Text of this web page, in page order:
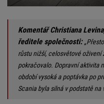
Komentář Christiana
ředitele společnosti:
růstu nižší, celosvětové
pokračovalo. Dopravní aktivita
období vysoká a poptávka po
Scania byla silná v podstatě na